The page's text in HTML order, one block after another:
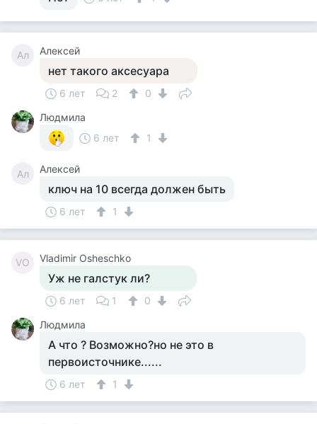
Ал Алексей
нет такого аксесуара
6 лет 2
0
Людмила
6 лет
1
Ал Алексей
ключ на 10 всегда должен быть
6 лет 1
VO Vladimir Osheschko
Уж не галстук ли?
6 лет 1
0
Людмила
А что ? Возможно?но не это в
первоисточнике......
6 лет 1